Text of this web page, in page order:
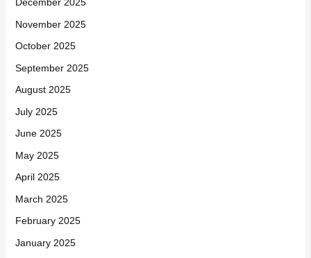
December 2025
November 2025
October 2025
September 2025
August 2025
July 2025
June 2025
May 2025
April 2025
March 2025
February 2025
January 2025